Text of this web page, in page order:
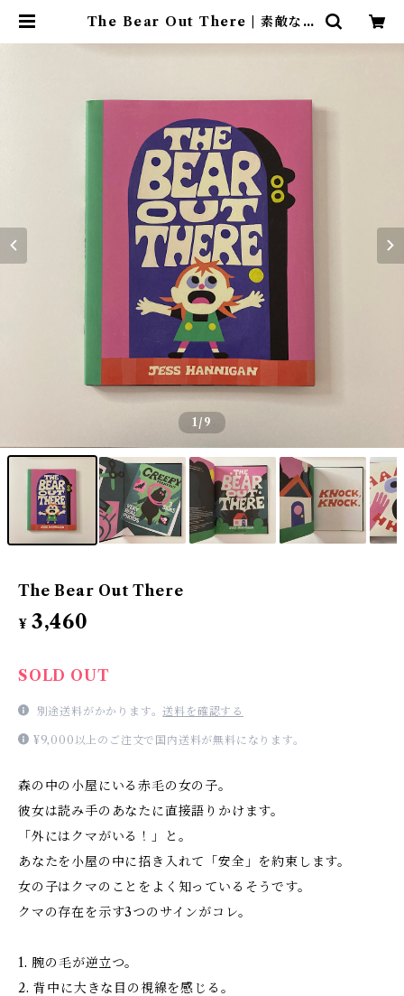
The Bear Out There | 素敵な洋
1/9
The Bear Out There
¥ 3,460
SOLD OUT
別途送料がかかります。送料を確認する
¥9,000以上のご注文で国内送料が無料になります。
森の中の小屋にいる赤毛の女の子。
彼女は読み手のあなたに直接語りかけます。
「外にはクマがいる！」と。
あなたを小屋の中に招き入れて「安全」を約束します。
女の子はクマのことをよく知っているそうです。
クマの存在を示す3つのサインがコレ。
1. 腕の毛が逆立つ。
2. 背中に大きな目の視線を感じる。